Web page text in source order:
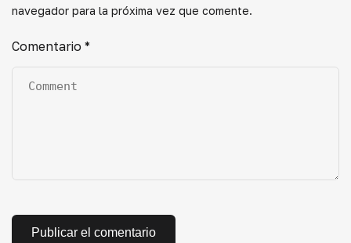
navegador para la próxima vez que comente.
Comentario *